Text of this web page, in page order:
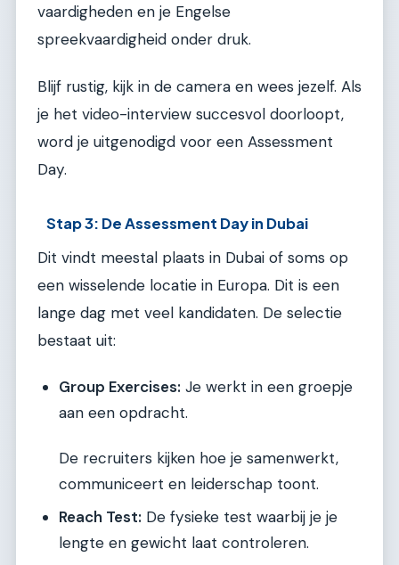
vaardigheden en je Engelse
spreekvaardigheid onder druk.
Blijf rustig, kijk in de camera en wees jezelf. Als
je het video-interview succesvol doorloopt,
word je uitgenodigd voor een Assessment
Day.
Stap 3: De Assessment Day in Dubai
Dit vindt meestal plaats in Dubai of soms op
een wisselende locatie in Europa. Dit is een
lange dag met veel kandidaten. De selectie
bestaat uit:
Group Exercises: Je werkt in een groepje
aan een opdracht.
De recruiters kijken hoe je samenwerkt,
communiceert en leiderschap toont.
Reach Test: De fysieke test waarbij je je
lengte en gewicht laat controleren.